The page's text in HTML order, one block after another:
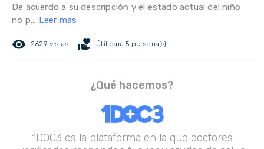
De acuerdo a su descripción y el estado actual del niño
no p... Leer más
remove_red_eye 2629 vistas volunteer_activism Útil para 5 persona(s)
¿Qué hacemos?
1DOC3 es la plataforma en la que doctores